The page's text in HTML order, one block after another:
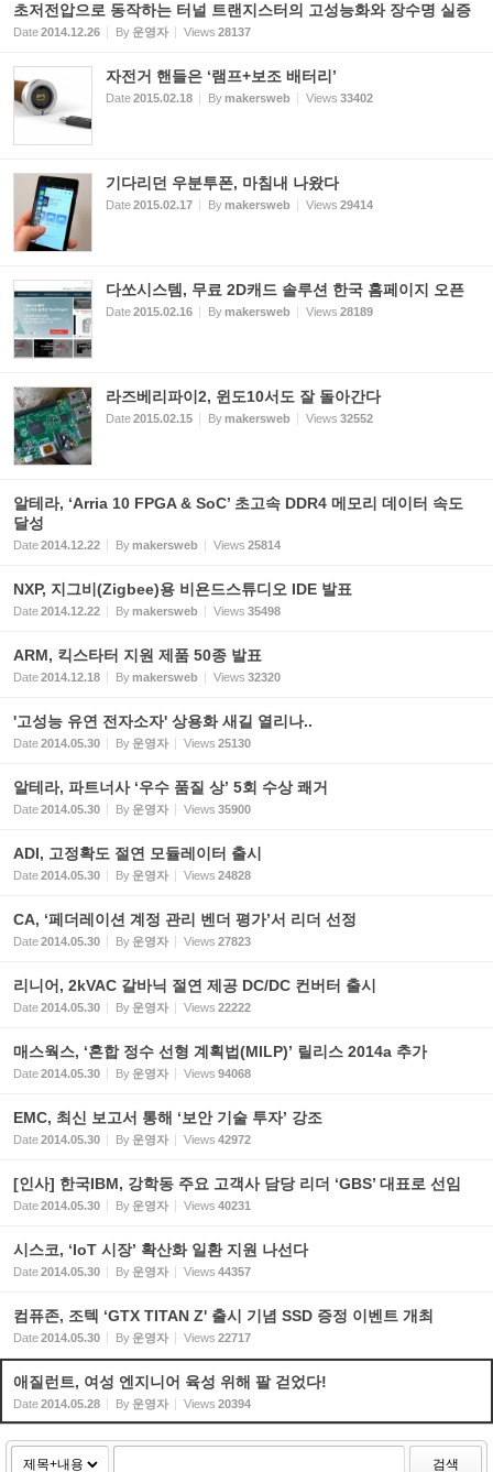
초저전압으로 동작하는 터널 트랜지스터의 고성능화와 장수명 실증
Date2014.12.26 By 운영자 Views 28137
자전거 핸들은 ‘램프+보조 배터리’
Date2015.02.18 Bymakersweb Views 33402
기다리던 우분투폰, 마침내 나왔다
Date2015.02.17 Bymakersweb Views 29414
다쏘시스템, 무료 2D캐드 솔루션 한국 홈페이지 오픈
Date2015.02.16 Bymakersweb Views 28189
라즈베리파이2, 윈도10서도 잘 돌아간다
Date2015.02.15 Bymakersweb Views 32552
알테라, ‘Arria 10 FPGA & SoC’ 초고속 DDR4 메모리 데이터 속도
달성
Date2014.12.22 Bymakersweb Views 25814
NXP, 지그비(Zigbee)용 비욘드스튜디오 IDE 발표
Date2014.12.22 Bymakersweb Views 35498
ARM, 킥스타터 지원 제품 50종 발표
Date2014.12.18 Bymakersweb Views 32320
'고성능 유연 전자소자' 상용화 새길 열리나..
Date2014.05.30 By 운영자 Views 25130
알테라, 파트너사 ‘우수 품질 상’ 5회 수상 쾌거
Date2014.05.30 By 운영자 Views 35900
ADI, 고정확도 절연 모듈레이터 출시
Date2014.05.30 By 운영자 Views 24828
CA, ‘페더레이션 계정 관리 벤더 평가’서 리더 선정
Date2014.05.30 By 운영자 Views 27823
리니어, 2kVAC 갈바닉 절연 제공 DC/DC 컨버터 출시
Date2014.05.30 By 운영자 Views 22222
매스웍스, ‘혼합 정수 선형 계획법(MILP)’ 릴리스 2014a 추가
Date2014.05.30 By 운영자 Views 94068
EMC, 최신 보고서 통해 ‘보안 기술 투자’ 강조
Date2014.05.30 By 운영자 Views 42972
[인사] 한국IBM, 강학동 주요 고객사 담당 리더 ‘GBS’ 대표로 선임
Date2014.05.30 By 운영자 Views 40231
시스코, ‘IoT 시장’ 확산화 일환 지원 나선다
Date2014.05.30 By 운영자 Views 44357
컴퓨존, 조텍 ‘GTX TITAN Z' 출시 기념 SSD 증정 이벤트 개최
Date2014.05.30 By 운영자 Views 22717
애질런트, 여성 엔지니어 육성 위해 팔 걷었다!
Date2014.05.28 By 운영자 Views 20394
검색